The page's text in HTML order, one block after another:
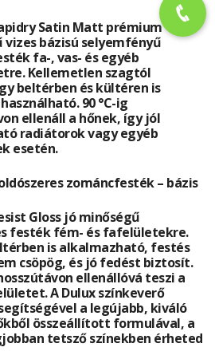
Satin Matt prémium
vizes bázisú selyemfényű
fa-, vas- és egyéb
Kellemetlen szagtól
beltérben és kültéren is
90 °C-ig
ellenáll a hőnek, így jól
radiátorok vagy egyéb
esetén.
zománcfesték – bázis
Gloss jó minőségű
festék fém- és fafelületekre.
is alkalmazható, festés
csöpög, és jó fedést biztosít.
ellenállóvá teszi a
A Dulux színkeverő
a legújabb, kiváló
összeállított formulával, a
tetsző színekben érheted